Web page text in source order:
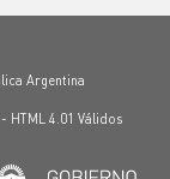
Argentina
- HTML 4.01 Válidos